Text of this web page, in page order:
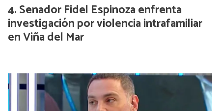
Senador Fidel Espinoza enfrenta
investigación por violencia intrafamiliar
en Viña del Mar